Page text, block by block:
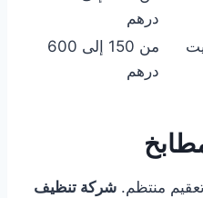
درهم
من 150 إلى 600
درهم
منتظم. شركة تنظيف